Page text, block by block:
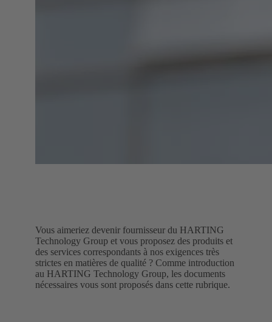
Vous aimeriez devenir fournisseur du HARTING
Technology Group et vous proposez des produits et
des services correspondants à nos exigences très
strictes en matières de qualité ? Comme introduction
au HARTING Technology Group, les documents
nécessaires vous sont proposés dans cette rubrique.